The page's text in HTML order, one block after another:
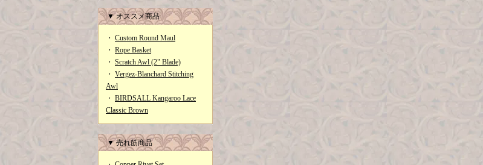
▼ オススメ商品
・ Custom Round Maul
・ Rope Basket
・ Scratch Awl (2" Blade)
・ Vergez-Blanchard Stitching
Awl
・ BIRDSALL Kangaroo Lace
Classic Brown
▼ 売れ筋商品